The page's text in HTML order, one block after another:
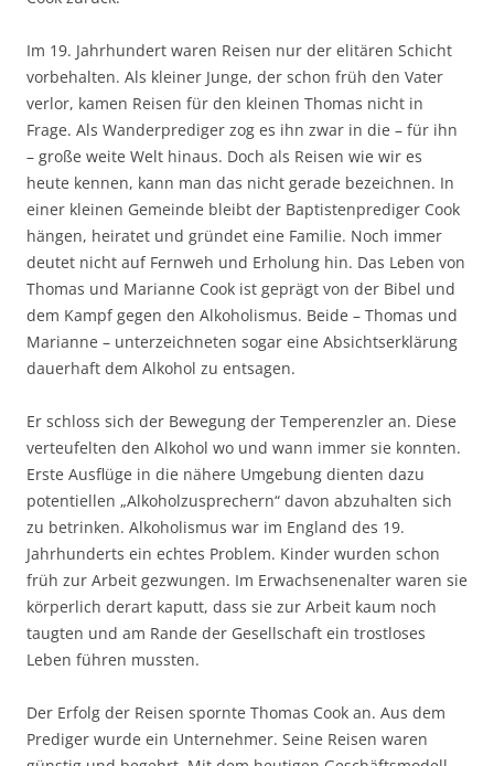
Im 19. Jahrhundert waren Reisen nur der elitären Schicht
vorbehalten. Als kleiner Junge, der schon früh den Vater
verlor, kamen Reisen für den kleinen Thomas nicht in
Frage. Als Wanderprediger zog es ihn zwar in die – für ihn
– große weite Welt hinaus. Doch als Reisen wie wir es
heute kennen, kann man das nicht gerade bezeichnen. In
einer kleinen Gemeinde bleibt der Baptistenprediger Cook
hängen, heiratet und gründet eine Familie. Noch immer
deutet nicht auf Fernweh und Erholung hin. Das Leben von
Thomas und Marianne Cook ist geprägt von der Bibel und
dem Kampf gegen den Alkoholismus. Beide – Thomas und
Marianne – unterzeichneten sogar eine Absichtserklärung
dauerhaft dem Alkohol zu entsagen.
Er schloss sich der Bewegung der Temperenzler an. Diese
verteufelten den Alkohol wo und wann immer sie konnten.
Erste Ausflüge in die nähere Umgebung dienten dazu
potentiellen „Alkoholzusprechern“ davon abzuhalten sich
zu betrinken. Alkoholismus war im England des 19.
Jahrhunderts ein echtes Problem. Kinder wurden schon
früh zur Arbeit gezwungen. Im Erwachsenenalter waren sie
körperlich derart kaputt, dass sie zur Arbeit kaum noch
taugten und am Rande der Gesellschaft ein trostloses
Leben führen mussten.
Der Erfolg der Reisen spornte Thomas Cook an. Aus dem
Prediger wurde ein Unternehmer. Seine Reisen waren